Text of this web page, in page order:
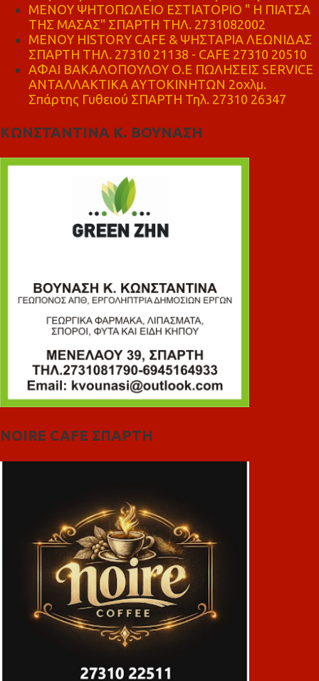
ΜΕΝΟΥ ΨΗΤΟΠΩΛΕΙΟ ΕΣΤΙΑΤΟΡΙΟ " Η ΠΙΑΤΣΑ
ΤΗΣ ΜΑΣΑΣ" ΣΠΑΡΤΗ ΤΗΛ. 2731082002
ΜΕΝΟΥ HISTORY CAFE & ΨΗΣΤΑΡΙΑ ΛΕΩΝΙΔΑΣ
ΣΠΑΡΤΗ ΤΗΛ. 27310 21138 - CAFE 27310 20510
ΑΦΑΙ ΒΑΚΑΛΟΠΟΥΛΟΥ Ο.Ε ΠΩΛΗΣΕΙΣ SERVICE
ΑΝΤΑΛΛΑΚΤΙΚΑ ΑΥΤΟΚΙΝΗΤΩΝ 2οχλμ.
Σπάρτης Γυθειού ΣΠΑΡΤΗ Τηλ. 27310 26347
ΚΩΝΣΤΑΝΤΙΝΑ Κ. ΒΟΥΝΑΣΗ
NOIRE CAFE ΣΠΑΡΤΗ